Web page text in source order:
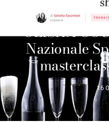
GEISHA
Nazionale
16